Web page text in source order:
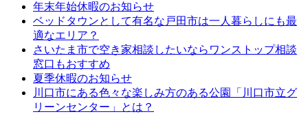
年末年始休暇のお知らせ
ベッドタウンとして有名な戸田市は一人暮らしにも最
適なエリア？
さいたま市で空き家相談したいならワンストップ相談
窓口もおすすめ
夏季休暇のお知らせ
川口市にある色々な楽しみ方のある公園「川口市立グ
リーンセンター」とは？